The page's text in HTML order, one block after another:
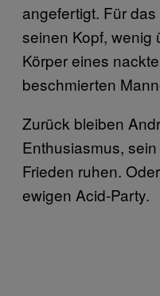
angefertigt. Für
seinen Kopf, wenig
Körper eines
beschmierten
Zurück bleiben
Enthusiasmus,
Frieden ruhen.
ewigen Acid-Party.